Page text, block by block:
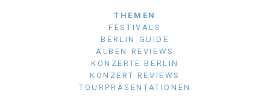
THEMEN
FESTIVALS
BERLIN GUIDE
ALBEN REVIEWS
KONZERTE BERLIN
KONZERT REVIEWS
TOURPRÄSENTATIONEN